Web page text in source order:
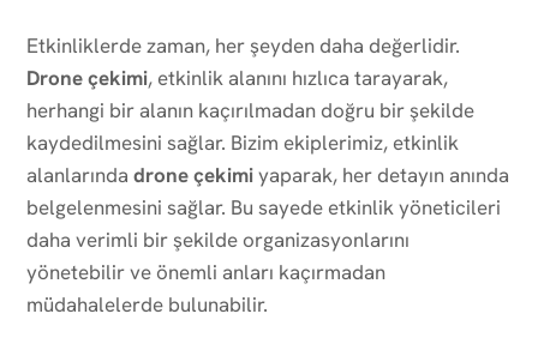
Etkinliklerde zaman, her şeyden daha değerlidir.
Drone çekimi, etkinlik alanını hızlıca tarayarak,
herhangi bir alanın kaçırılmadan doğru bir şekilde
kaydedilmesini sağlar. Bizim ekiplerimiz, etkinlik
alanlarında drone çekimiyaparak, her detayın anında
belgelenmesini sağlar. Bu sayede etkinlik yöneticileri
daha verimli bir şekilde organizasyonlarını
yönetebilir ve önemli anları kaçırmadan
müdahalelerde bulunabilir.